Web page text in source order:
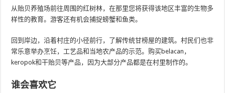
从贻贝养殖场前往周围的红树林，在那里您将获得该地区丰富的生物多
样性的教育。游客还有机会捕捉螃蟹和鱼类。
回到岸边，沿着村庄的小径前行，了解传统甘榜屋的建筑。村民们也非
常乐意举办烹饪，工艺品和当地农产品的示范。购买belacan，
keropok和干贻贝等产品，因为大部分产品都是在村里制作的。
谁会喜欢它